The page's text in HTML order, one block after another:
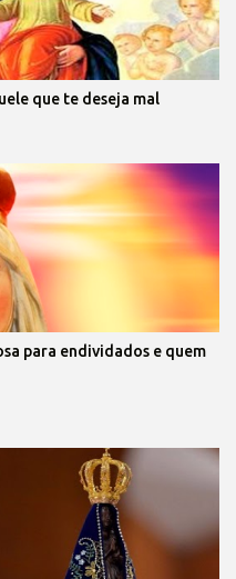
que te deseja mal
para endividados e quem